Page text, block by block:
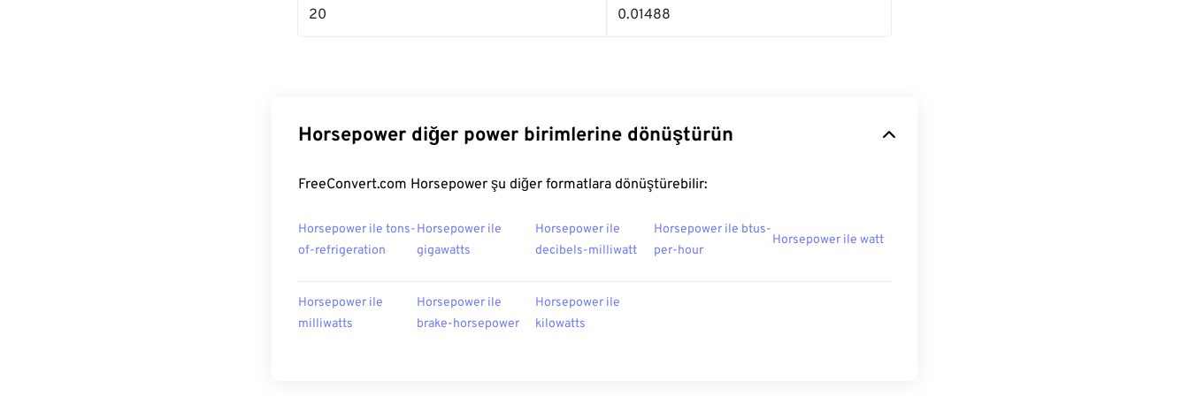
20 0.01488
Horsepower diğer power birimlerine dönüştürün
FreeConvert.com Horsepower şu diğer formatlara dönüştürebilir:
Horsepower ile tons-
of-refrigeration
Horsepower ile
gigawatts
Horsepower ile
decibels-milliwatt
Horsepower ile btus-
per-hour
Horsepower ile watt
Horsepower ile
milliwatts
Horsepower ile
brake-horsepower
Horsepower ile
kilowatts